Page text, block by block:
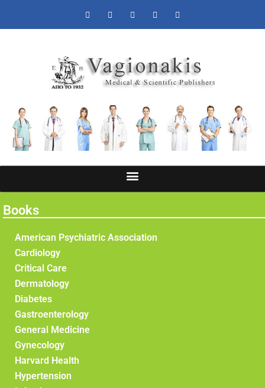
Books
American Psychiatric Association
Cardiology
Critical Care
Dermatology
Diabetes
Gastroenterology
General Medicine
Gynecology
Harvard Health
Hypertension